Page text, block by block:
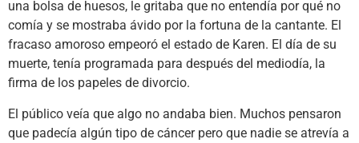
una bolsa de huesos, le gritaba que no entendía por qué no
comía y se mostraba ávido por la fortuna de la cantante. El
fracaso amoroso empeoró el estado de Karen. El día de su
muerte, tenía programada para después del mediodía, la
firma de los papeles de divorcio.
El público veía que algo no andaba bien. Muchos pensaron
que padecía algún tipo de cáncer pero que nadie se atrevía a